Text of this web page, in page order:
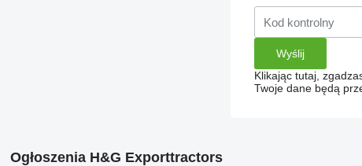
Klikając tutaj,
Twoje dane będą
Ogłoszenia H&G Exporttractors